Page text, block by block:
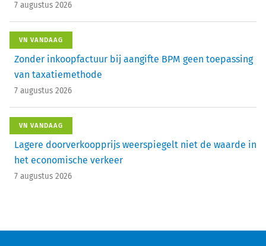
7 augustus 2026
VN VANDAAG
Zonder inkoopfactuur bij aangifte BPM geen toepassing
van taxatiemethode
7 augustus 2026
VN VANDAAG
Lagere doorverkoopprijs weerspiegelt niet de waarde in
het economische verkeer
7 augustus 2026